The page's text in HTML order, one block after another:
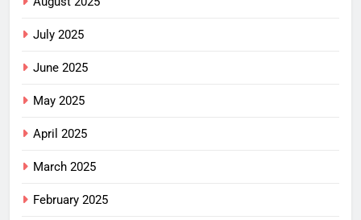
July 2025
June 2025
May 2025
April 2025
March 2025
February 2025